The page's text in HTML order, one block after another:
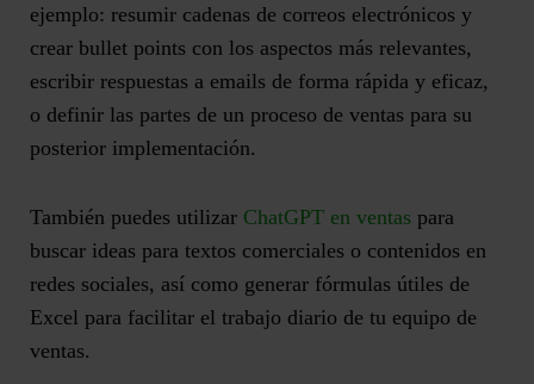
ejemplo: resumir cadenas de correos electrónicos y
crear bullet points con los aspectos más relevantes,
escribir respuestas a emails de forma rápida y eficaz,
o definir las partes de un proceso de ventas para su
posterior implementación.
También puedes utilizar ChatGPT en ventas para
buscar ideas para textos comerciales o contenidos en
redes sociales, así como generar fórmulas útiles de
Excel para facilitar el trabajo diario de tu equipo de
ventas.